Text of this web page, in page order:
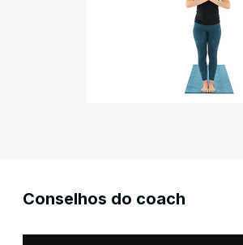
Conselhos do coach